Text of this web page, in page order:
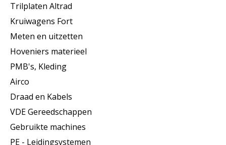
Trilplaten Altrad
Kruiwagens Fort
Meten en uitzetten
Hoveniers materieel
PMB's, Kleding
Airco
Draad en Kabels
VDE Gereedschappen
Gebruikte machines
PE - Leidingsystemen